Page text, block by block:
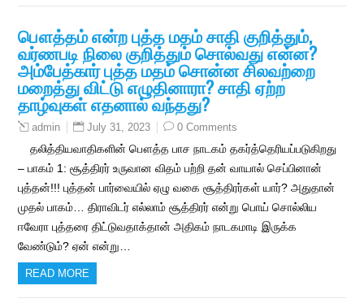
பௌத்தம் என்ற புத்த மதம் சாதி குறித்தும்,
வர்ணபடி நிலை குறித்தும் சொல்வது என்ன?
அம்பேத்கார் புத்த மதம் சொன்ன சிலவற்றை
மறைத்து விட்டு எழுதினாரா? சாதி ஏற்ற
தாழ்வுகள் எதனால் வந்தது?
admin July 31, 2023 0 Comments
தலித்தியவாதிகளின் பௌத்த பாச நாடகம் தகர்த்தெரியப்படுகிறது
– பாகம் 1: சூத்திரர் உருவான விதம் பற்றி தன் வாயால் செப்பினான்
புத்தன்!!! புத்தன் பார்வையில் ஏழு வகை சூத்திரர்கள் யார்? அதுதான்
முதல் பாகம்… திராவிடர் எல்லாம் சூத்திரர் என்று பொய் சொல்லிய
ஈவேரா புத்தரை திட்டுவதாக்தான் அதிகம் நாடகமாடி இருக்க
வேண்டும்? ஏன் என்று…
READ MORE